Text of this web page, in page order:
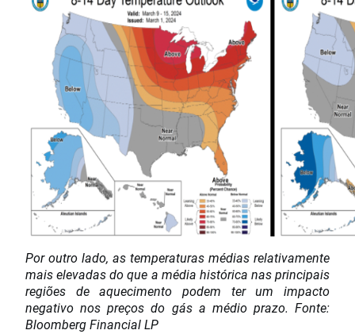
Por outro lado, as temperaturas médias relativamente
mais elevadas do que a média histórica nas principais
regiões de aquecimento podem ter um impacto
negativo nos preços do gás a médio prazo. Fonte:
Bloomberg Financial LP